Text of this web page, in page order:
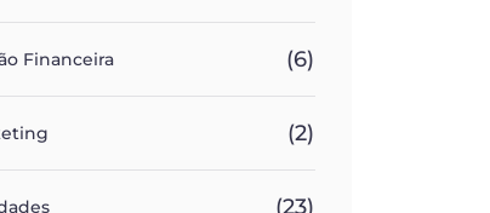
Financeira (6)
(2)
(23)